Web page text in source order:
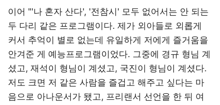
이어 "'나 혼자 산다', '전참시' 모두 없어서는 안 되는
두 다리 같은 프로그램이다. 제가 외아들로 외롭게
커서 추억이 별로 없는데 유일하게 저에게 즐거움을
안겨준 게 예능프로그램이었다. 그중에 경규 형님 계
셨고, 재석이 형님이 계셨고, 국진이 형님이 계셨다.
저도 크면 저 같은 사람을 즐겁고 해주고 싶다는 마
음으로 아나운서가 됐고, 프리랜서 선언을 한 뒤 여